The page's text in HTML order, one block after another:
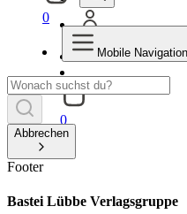
0
0
Mobile
Abbrechen
Footer
Bastei Lübbe Verlagsgruppe